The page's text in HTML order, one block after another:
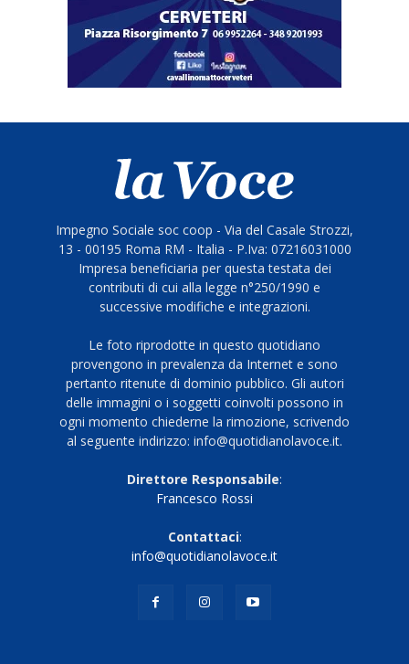
Impegno Sociale soc coop - Via del Casale Strozzi,
13 - 00195 Roma RM - Italia - P.Iva: 07216031000
Impresa beneficiaria per questa testata dei
contributi di cui alla legge n°250/1990 e
successive modifiche e integrazioni.
Le foto riprodotte in questo quotidiano
provengono in prevalenza da Internet e sono
pertanto ritenute di dominio pubblico. Gli autori
delle immagini o i soggetti coinvolti possono in
ogni momento chiederne la rimozione, scrivendo
al seguente indirizzo: info@quotidianolavoce.it.
Direttore Responsabile:
Francesco Rossi
Contattaci:
info@quotidianolavoce.it